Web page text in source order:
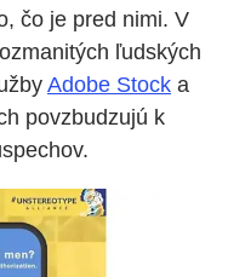
čo je pred nimi. V
ľudských
Adobe Stock a
povzbudzujú k